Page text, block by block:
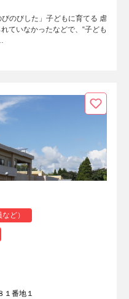
のびした」子どもに育てる 虐
ていなかったなどで、“子ども
ど）
１番地１